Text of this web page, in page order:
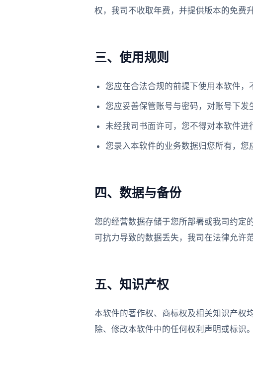
权，我司不收取年费，并提供版本的免费
三、使用规则
您应在合法合规的前提下使用本软件，
您应妥善保管账号与密码，对账号下发
未经我司书面许可，您不得对本软件进
您录入本软件的业务数据归您所有，您
四、数据与备份
您的经营数据存储于您所部署或我司约定
可抗力导致的数据丢失，我司在法律允许
五、知识产权
本软件的著作权、商标权及相关知识产权
除、修改本软件中的任何权利声明或标识。